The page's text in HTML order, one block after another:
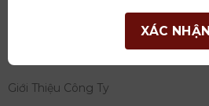
Tây Hồ, TP Hà Nội
THÔNG TIN
Giới Thiệu Công Ty
XÁC NHẬN